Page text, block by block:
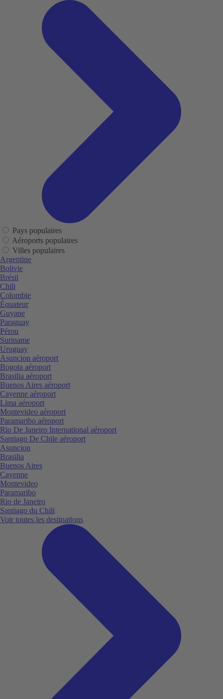
Pays populaires
Aéroports populaires
Villes populaires
Argentine
Bolivie
Brésil
Chili
Colombie
Équateur
Guyane
Paraguay
Pérou
Suriname
Uruguay
Asuncion aéroport
Bogota aéroport
Brasilia aéroport
Buenos Aires aéroport
Cayenne aéroport
Lima aéroport
Montevideo aéroport
Paramaribo aéroport
Rio De Janeiro International aéroport
Santiago De Chile aéroport
Asuncion
Brasilia
Buenos Aires
Cayenne
Montevideo
Paramaribo
Rio de Janeiro
Santiago du Chili
Voir toutes les destinations